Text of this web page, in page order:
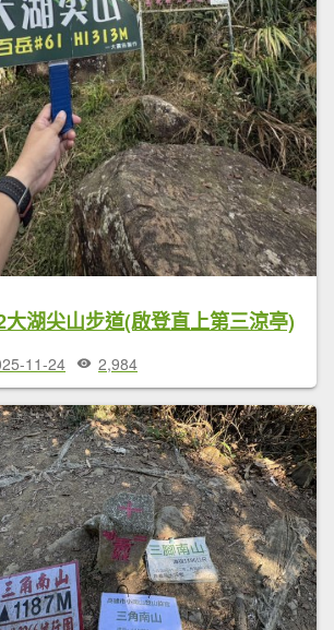
湖尖山步道(啟登直上第三涼亭)
11-24 2,984